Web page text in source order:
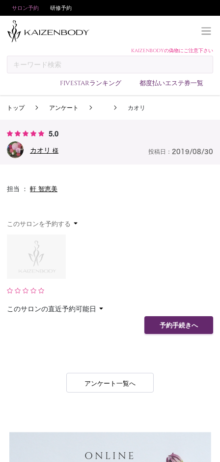
サロン予約 研修予約
KAIZENBODYの偽物にご注意下さい
FIVESTARランキング 都度払いエステ券一覧
予約方法
サロンランキング
トップ アンケート カオリ
5.0
カオリ 様 投稿日： 2019/08/30
担当 ： 軒 智恵美
このサロンを予約する
このサロンの直近予約可能日
予約手続きへ
アンケート一覧へ
ONLINE